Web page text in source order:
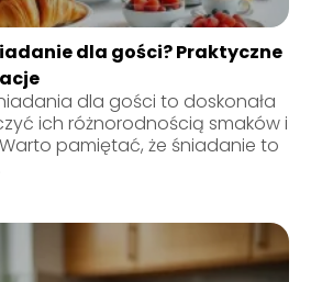
dla gości? Praktyczne
dla gości to doskonała
ich różnorodnością smaków i
pamiętać, że śniadanie to